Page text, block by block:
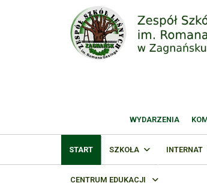
WYDARZENIA
START SZKOŁA INTERNAT
CENTRUM EDUKACJI